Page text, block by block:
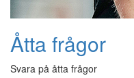
Åtta frågor
Svara på åtta frågor